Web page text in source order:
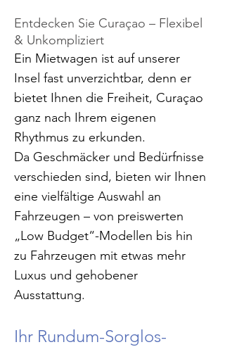
Entdecken Sie Curaçao – Flexibel
& Unkompliziert
Ein Mietwagen ist auf unserer
Insel fast unverzichtbar, denn er
bietet Ihnen die Freiheit, Curaçao
ganz nach Ihrem eigenen
Rhythmus zu erkunden.
Da Geschmäcker und Bedürfnisse
verschieden sind, bieten wir Ihnen
eine vielfältige Auswahl an
Fahrzeugen – von preiswerten
„Low Budget“-Modellen bis hin
zu Fahrzeugen mit etwas mehr
Luxus und gehobener
Ausstattung.
Ihr Rundum-Sorglos-